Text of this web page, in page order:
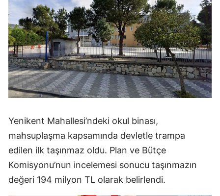
Yenikent Mahallesi’ndeki okul binası,
mahsuplaşma kapsamında devletle trampa
edilen ilk taşınmaz oldu. Plan ve Bütçe
Komisyonu’nun incelemesi sonucu taşınmazın
değeri 194 milyon TL olarak belirlendi.